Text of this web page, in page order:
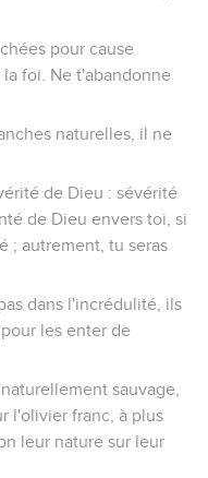
pour cause
foi. Ne t'abandonne
naturelles, il ne
de Dieu : sévérité
de Dieu envers toi, si
; autrement, tu seras
dans l'incrédulité, ils
les enter de
sauvage,
l'olivier franc, à plus
leur nature sur leur